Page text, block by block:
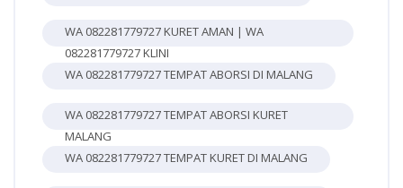
WA 082281779727 KURET AMAN | WA
082281779727 KLINI
WA 082281779727 TEMPAT ABORSI DI MALANG
WA 082281779727 TEMPAT ABORSI KURET
MALANG
WA 082281779727 TEMPAT KURET DI MALANG